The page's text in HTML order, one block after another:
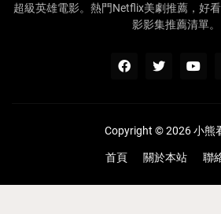
超級英雄電影。熱門Netflix美劇推薦，好
影影集推薦清單。
Copyright ©2026小熊
首頁 關於本站 聯